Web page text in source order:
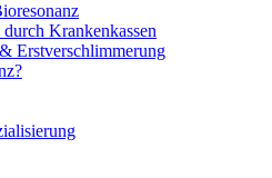
Krankenkassen
Erstverschlimmerung